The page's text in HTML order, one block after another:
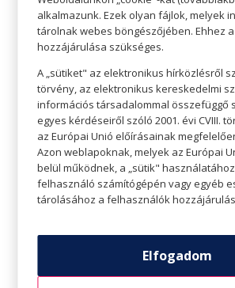
kirándulásra is katonákat, ha azt
megeszik. A benne feltálalt
változatosak. A sajtot,
vághatjuk aprókra, vághatjuk
A gyerekek szeretik a ropogós,
játszhatunk az ételek
paradicsom helyett az apró
lehet a nyerő. A piros
lehet a sárga apróra vágott
Lehet, hogy úgy fogy el jobban a
vicces, kedvenc mesehősös
alkalmazunk. Ezek olyan fájlok, melyek
tárolnak webes böngészőjében. Ehhez
hozzájárulása szükséges.
A „sütiket" az elektronikus hírközlésről
törvény, az elektronikus kereskedelmi
információs társadalommal összefüggő
egyes kérdéseiről szóló 2001. évi CVIII.
az Európai Unió előírásainak
Azon weblapoknak, melyek az Európai
belül működnek, a „sütik"
felhasználó számítógépén vagy egyéb
tárolásához a felhasználók
Elfogadom